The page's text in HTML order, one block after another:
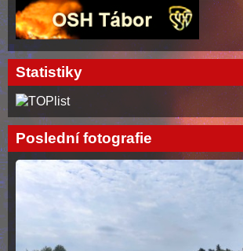
Statistiky
Poslední fotografie